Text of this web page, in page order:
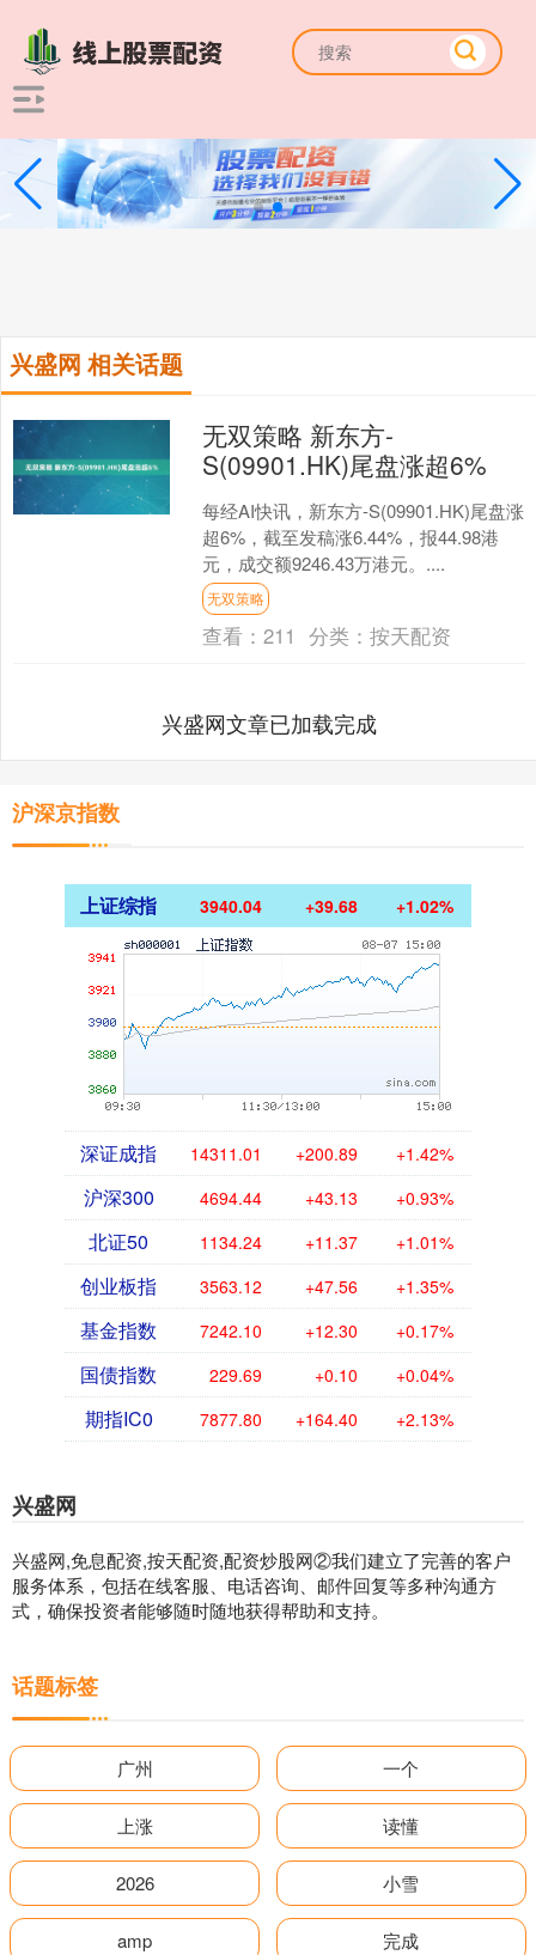
兴盛网 相关话题
无双策略 新东方-
S(09901.HK)尾盘涨超6%
每经AI快讯，新东方-S(09901.HK)尾盘涨
超6%，截至发稿涨6.44%，报44.98港
元，成交额9246.43万港元。....
无双策略
查看：211 分类：按天配资
兴盛网文章已加载完成
沪深京指数
上证综指 3940.04 +39.68 +1.02%
深证成指 14311.01 +200.89 +1.42%
沪深300 4694.44 +43.13 +0.93%
北证50 1134.24 +11.37 +1.01%
创业板指 3563.12 +47.56 +1.35%
基金指数 7242.10 +12.30 +0.17%
国债指数 229.69 +0.10 +0.04%
期指IC0 7877.80 +164.40 +2.13%
兴盛网
兴盛网,免息配资,按天配资,配资炒股网②我们建立了完善的客户
服务体系，包括在线客服、电话咨询、邮件回复等多种沟通方
式，确保投资者能够随时随地获得帮助和支持。
话题标签
广州 一个
上涨 读懂
2026 小雪
amp 完成